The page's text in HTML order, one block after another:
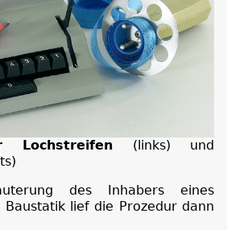
Lochstreifen (links) und
des Inhabers eines
lief die Prozedur dann